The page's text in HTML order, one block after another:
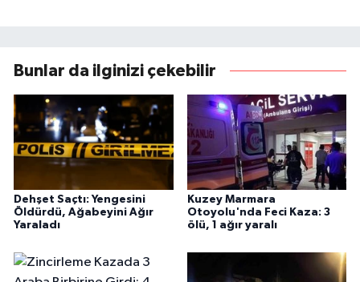
Bunlar da ilginizi çekebilir
Dehşet Saçtı: Yengesini
Öldürdü, Ağabeyini Ağır
Yaraladı
Kuzey Marmara
Otoyolu'nda Feci Kaza: 3
ölü, 1 ağır yaralı